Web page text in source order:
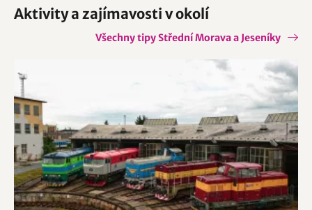
Aktivity a zajímavosti v okolí
Všechny tipy Střední Morava a Jeseníky